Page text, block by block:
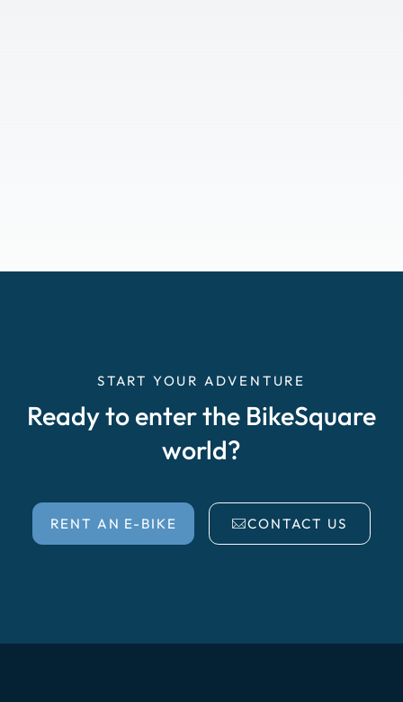
START YOUR ADVENTURE
Ready to enter the BikeSquare
world?
RENT AN E-BIKE CONTACT US